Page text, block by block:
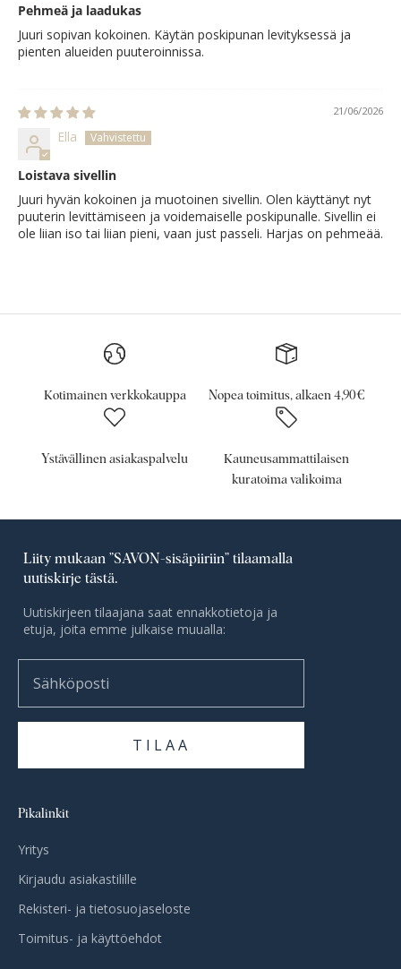
Pehmeä ja laadukas
Juuri sopivan kokoinen. Käytän poskipunan levityksessä ja
pienten alueiden puuteroinnissa.
21/06/2026
Ella
Loistava sivellin
Juuri hyvän kokoinen ja muotoinen sivellin. Olen käyttänyt nyt
puuterin levittämiseen ja voidemaiselle poskipunalle. Sivellin ei
ole liian iso tai liian pieni, vaan just passeli. Harjas on pehmeää.
Kotimainen verkkokauppa Nopea toimitus, alkaen 4,90€
Ystävällinen asiakaspalvelu
Kauneusammattilaisen
kuratoima valikoima
Liity mukaan ”SAVON-sisäpiiriin” tilaamalla
uutiskirje tästä.
Uutiskirjeen tilaajana saat ennakkotietoja ja
etuja, joita emme julkaise muualla:
TILAA
Pikalinkit
Yritys
Kirjaudu asiakastilille
Rekisteri- ja tietosuojaseloste
Toimitus- ja käyttöehdot